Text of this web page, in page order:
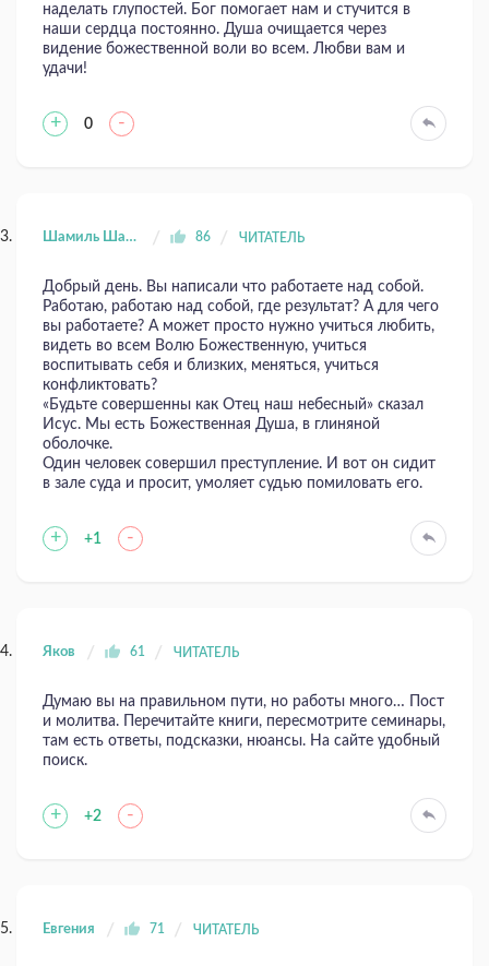
наделать глупостей. Бог помогает нам и стучится в
наши сердца постоянно. Душа очищается через
видение божественной воли во всем. Любви вам и
удачи!
+ 0 -
Шамиль Шангареев 86 ЧИТАТЕЛЬ
Добрый день. Вы написали что работаете над собой.
Работаю, работаю над собой, где результат? А для чего
вы работаете? А может просто нужно учиться любить,
видеть во всем Волю Божественную, учиться
воспитывать себя и близких, меняться, учиться
конфликтовать?
«Будьте совершенны как Отец наш небесный» сказал
Исус. Мы есть Божественная Душа, в глиняной
оболочке.
Один человек совершил преступление. И вот он сидит
в зале суда и просит, умоляет судью помиловать его.
+ +1 -
Яков 61 ЧИТАТЕЛЬ
Думаю вы на правильном пути, но работы много… Пост
и молитва. Перечитайте книги, пересмотрите семинары,
там есть ответы, подсказки, нюансы. На сайте удобный
поиск.
+ +2 -
Евгения 71 ЧИТАТЕЛЬ